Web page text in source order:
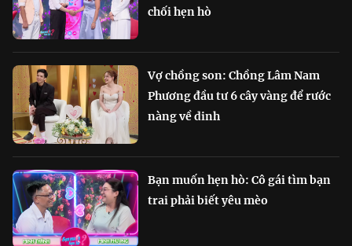
chối hẹn hò
Vợ chồng son: Chồng Lâm Nam
Phương đầu tư 6 cây vàng để rước
nàng về dinh
Bạn muốn hẹn hò: Cô gái tìm bạn
trai phải biết yêu mèo